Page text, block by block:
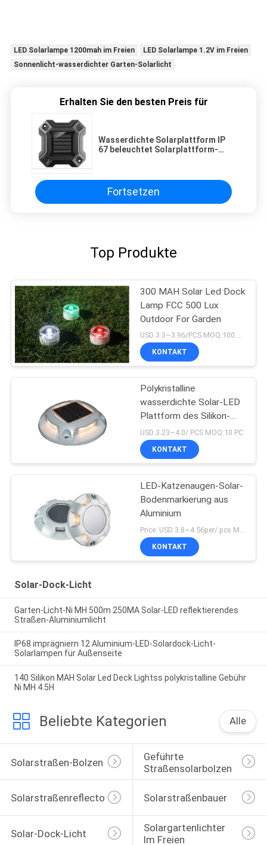
LED Solarlampe 1200mah im Freien
LED Solarlampe 1.2V im Freien
Sonnenlicht-wasserdichter Garten-Solarlicht
Erhalten Sie den besten Preis für
Wasserdichte Solarplattform IP
67 beleuchtet Solarplattform-
Fortsetzen
Top Produkte
300 MAH Solar Led Dock
Lamp FCC 500 Lux
Outdoor For Garden
USD 3.3~3.96/PCS MOQ:100 PCS
KONTAKT
Polykristalline
wasserdichte Solar-LED
Plattform des Silikon-
IP67 beleuchtet Gebühr
Ni MH 4.5H
USD 3.23~4.0/ PCS MOQ:10 PC
KONTAKT
LED-Katzenaugen-Solar-
Bodenmarkierung aus
Aluminium
KONTAKT
Solar-Dock-Licht
Garten-Licht-Ni MH 500m 250MA Solar-LED reflektierendes
Straßen-Aluminiumlicht
IP68 imprägniern 12 Aluminium-LED-Solardock-Licht-
Solarlampen für Außenseite
140 Silikon MAH Solar Led Deck Lightss polykristalline Gebühr
Ni MH 4.5H
Beliebte Kategorien Alle
Solarstraßen-Bolzen
Geführte
Straßensolarbolzen
Solarstraßenreflectoren Solarstraßenbauer
Solar-Dock-Licht
Solargartenlichter
Im Freien